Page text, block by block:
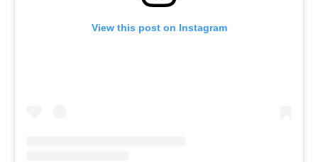
View this post on Instagram